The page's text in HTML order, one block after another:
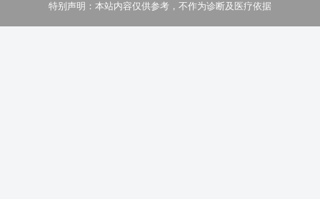
特别声明：本站内容仅供参考，不作为诊断及医疗依据